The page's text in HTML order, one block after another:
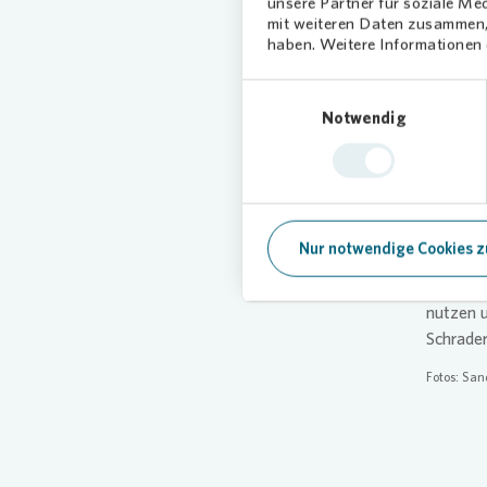
mit weiteren Daten
haben. Weitere Informationen
Notwendig
Nur notwendige Cookies
Es ist
uns
nutzen
Fotos: